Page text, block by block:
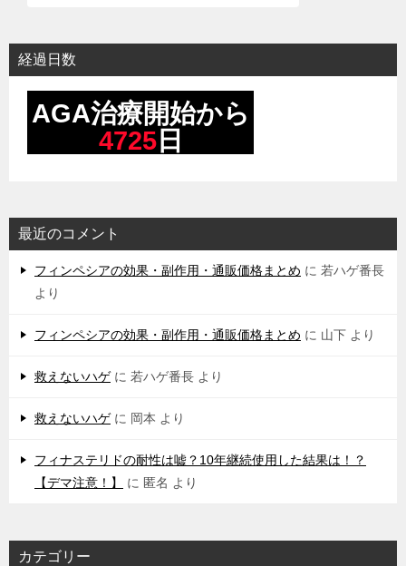
経過日数
最近のコメント
フィンペシアの効果・副作用・通販価格まとめ に 若ハゲ番長
より
フィンペシアの効果・副作用・通販価格まとめ に 山下 より
救えないハゲに 若ハゲ番長 より
救えないハゲに 岡本 より
フィナステリドの耐性は嘘？10年継続使用した結果は！？
【デマ注意！】
に 匿名 より
カテゴリー